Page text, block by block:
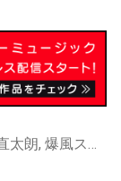
[ニュース] PUFFY, 日向坂46, 森山直太朗, 爆風スランプ, 石崎ひゅーい